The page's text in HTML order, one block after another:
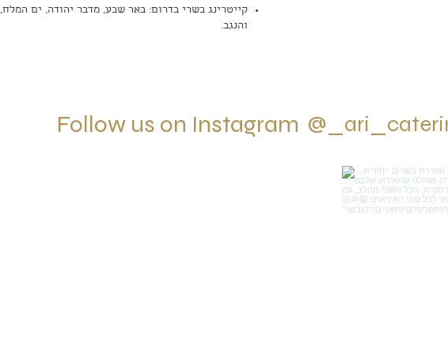
קייטרינג בשרי בדרום: באר שבע, מדבר יהודה, ים
והנגב.
Follow us on Instagram